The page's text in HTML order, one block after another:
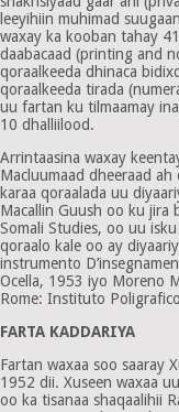
leeyihiin muhimad
waxay ka kooban tahay
daabacaad (printing and
qoraalkeeda dhinaca
qoraalkeeda tirada
uu fartan ku tilmaamay
10 dhalliilood.
Arrintaasina waxay
Macluumaad dheeraad
karaa qoraalada uu
Macallin Guush oo ku jira
Somali Studies, oo uu
qoraalo kale oo ay
instrumento
Ocella, 1953 iyo Moreno
Rome: Instituto
FARTA KADDARIYA
Fartan waxaa soo saaray
1952 dii. Xuseen waxaa
oo ka tisanaa shaqaalihii